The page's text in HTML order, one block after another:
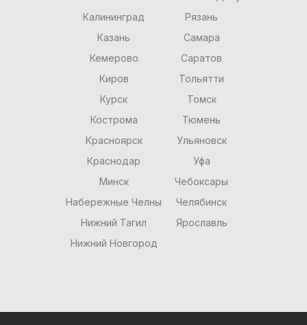
Калининград
Казань
Кемерово
Киров
Курск
Кострома
Красноярск
Краснодар
Минск
Набережные Челны
Нижний Тагил
Нижний Новгород
Рязань
Самара
Саратов
Тольятти
Томск
Тюмень
Ульяновск
Уфа
Чебоксары
Челябинск
Ярославль